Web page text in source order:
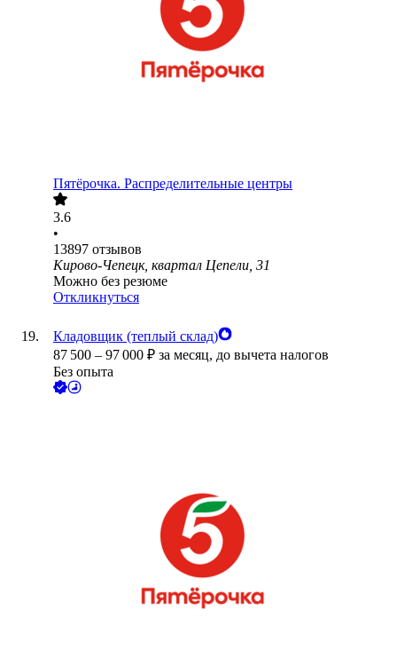
Пятёрочка. Распределительные центры
3.6
•
13897 отзывов
Кирово-Чепецк, квартал Цепели, 31
Можно без резюме
Откликнуться
Кладовщик (теплый склад)
87 500 – 97 000 ₽ за месяц, до вычета налогов
Без опыта